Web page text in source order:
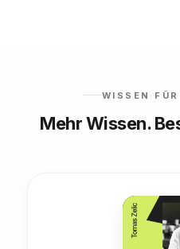
WISSEN
Mehr Wissen.